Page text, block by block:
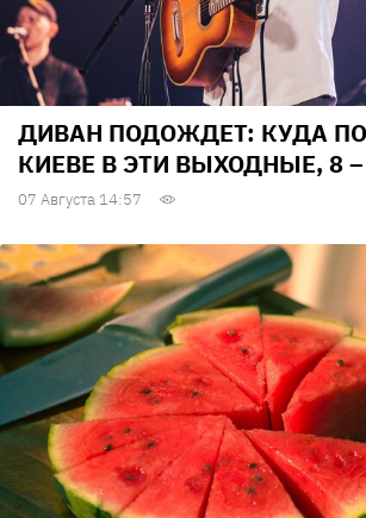
ДИВАН ПОДОЖДЕТ: КУДА
КИЕВЕ В ЭТИ ВЫХОДНЫЕ, 8 –
07 Августа 14:57